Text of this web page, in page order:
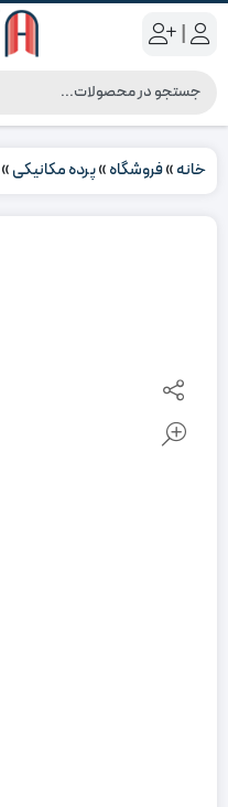
|
خانه»فروشگاه»پرده مکانیکی»